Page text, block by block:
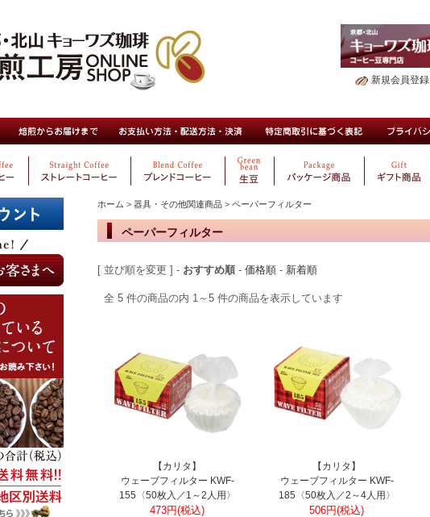
新規会員登録
ホーム > 器具・その他関連商品 > ペーパーフィルター
ペーパーフィルター
[ 並び順を変更 ] - おすすめ順 - 価格順 - 新着順
全 5 件の商品の内 1～5 件の商品を表示しています
【カリタ】
ウェーブフィルター KWF-
155〈50枚入／1～2人用〉
473円(税込)
【カリタ】
ウェーブフィルター KWF-
185〈50枚入／2～4人用〉
506円(税込)